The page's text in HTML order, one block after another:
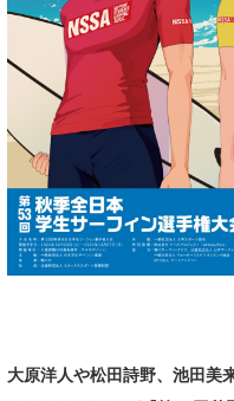
今月のプレゼント
大原洋人や松田詩野、池田美
湘南
千葉北
伊豆
千葉南
大阪
四国
お知らせ
その他
ルール＆How to
VOTE!
サーファーズ